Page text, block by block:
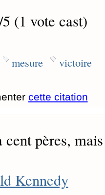
(1 vote cast)
mesure victoire
cette citation
pères,
Kennedy